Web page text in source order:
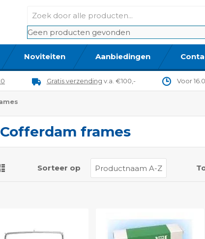
Geen producten gevonden
Noviteiten Aanbiedingen
Gratis verzending v.a. €100,- Voor
Cofferdam frames
Sorteer op